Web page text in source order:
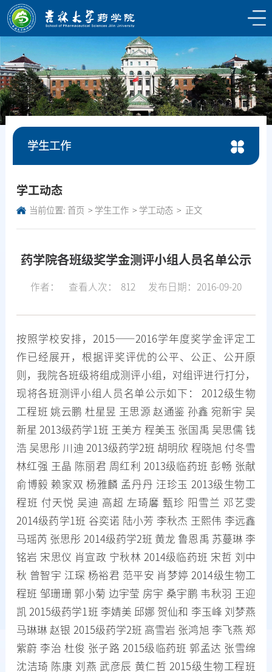
学生工作
学工动态
当前位置: 首页 学生工作 学工动态 正文
药学院各班级奖学金测评小组人员名单公示
作者： 查看人次： 812 发布日期：2016-09-20
按照学校安排，2015——2016学年度奖学金评定工
作已经展开，根据评奖评优的公平、公正、公开原
则，我院各班级将组成测评小组，对组评进行打分，
现将各班测评小组人员名单公示如下： 2012级生物
工程班 姚云鹏 杜星昱 王思源 赵通鉴 孙鑫 宛新宇 吴
新星 2013级药学1班 王美方 程美玉 张国禹 吴思儒 钱
浩 吴思彤 川迪 2013级药学2班 胡明欣 程晓旭 付冬雪
林红强 王晶 陈丽君 周红利 2013级临药班 彭畅 张献
俞博毅 赖家双 杨雅麟 孟丹丹 汪珍玉 2013级生物工
程班 付天悦 吴迪 高超 左琦黁 甄珍 阳雪兰 邓艺雯
2014级药学1班 谷奕诺 陆小芳 李秋杰 王熙伟 李远鑫
马瑶芮 张思彤 2014级药学2班 黄龙 鲁恩禹 苏蔓琳 李
铭岩 宋思仪 肖宣政 宁秋林 2014级临药班 宋哲 刘中
秋 曾智宇 江琛 杨裕君 范平安 肖梦婷 2014级生物工
程班 邹珊珊 郭小菊 边宇莹 房宇 桑宇鹏 韦秋羽 王迎
凯 2015级药学1班 李婧美 邱娜 贺仙和 李玉峰 刘梦燕
马琳琳 赵银 2015级药学2班 高雪岩 张鸿旭 李飞燕 郑
紫蔚 李治 杜俊 张子路 2015级临药班 郭孟达 张雪绵
沈洁琦 陈康 刘燕 武彦辰 黄仁哲 2015级生物工程班